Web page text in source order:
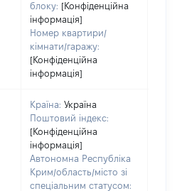
блоку: [Конфіденційна
інформація]
Номер квартири/
кімнати/гаражу:
[Конфіденційна
інформація]
Країна: Україна
Поштовий індекс:
[Конфіденційна
інформація]
Автономна Республіка
Крим/область/місто зі
спеціальним статусом: